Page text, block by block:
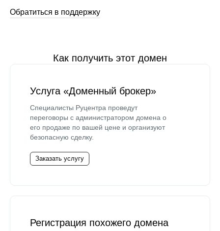
Обратиться в поддержку
Как получить этот домен
Услуга «Доменный брокер»
Специалисты Руцентра проведут
переговоры с администратором домена о
его продаже по вашей цене и организуют
безопасную сделку.
Заказать услугу
Регистрация похожего домена